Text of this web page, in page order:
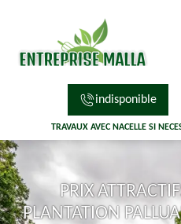
indisponible
TRAVAUX AVEC NACELLE SI
PRIX
PLANTATION